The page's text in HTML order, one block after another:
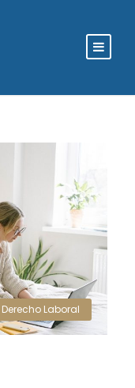
Derecho Laboral